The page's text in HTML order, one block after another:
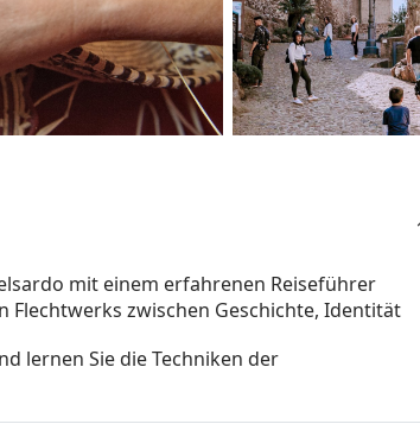
mit einem erfahrenen Reiseführer
Flechtwerks zwischen Geschichte, Identität
lernen Sie die Techniken der